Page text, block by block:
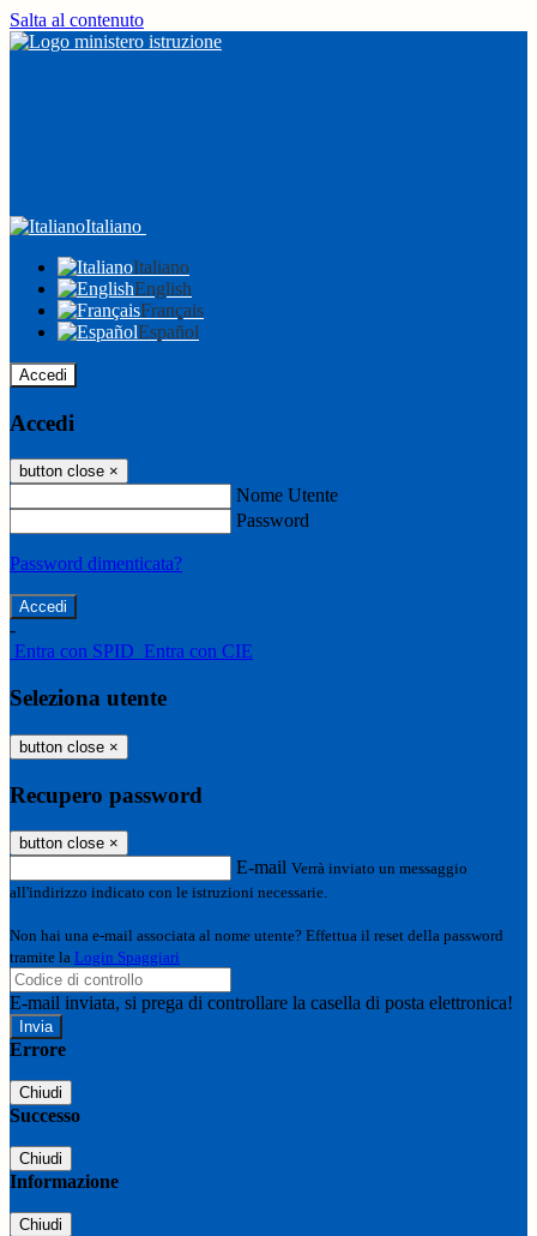
Salta al contenuto
Italiano
Italiano
English
Français
Español
Accedi
Accedi
button close ×
Nome Utente
Password
Password dimenticata?
-
Entra con SPID Entra con CIE
Seleziona utente
button close ×
Recupero password
button close ×
E-mail Verrà inviato un messaggio
all'indirizzo indicato con le istruzioni necessarie.
Non hai una e-mail associata al nome utente? Effettua il reset della password
tramite la Login Spaggiari
E-mail inviata, si prega di controllare la casella di posta elettronica!
Errore
Chiudi
Successo
Chiudi
Informazione
Chiudi